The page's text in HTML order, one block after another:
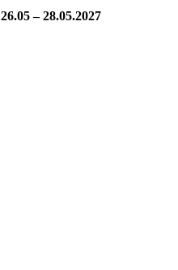
26.05 – 28.05.2027